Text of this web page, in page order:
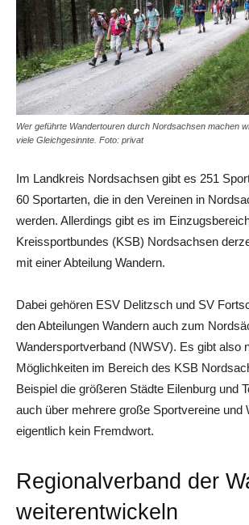
Wer geführte Wandertouren durch Nordsachsen machen
viele Gleichgesinnte. Foto: privat
Im Landkreis Nordsachsen gibt es 251
60 Sportarten, die in den Vereinen in
werden. Allerdings gibt es im
Kreissportbundes (KSB) Nordsachsen
mit einer Abteilung Wandern.
Dabei gehören ESV Delitzsch und SV
den Abteilungen Wandern auch zum
Wandersportverband (NWSV). Es gibt also
Möglichkeiten im Bereich des KSB
Beispiel die größeren Städte Eilenburg und
auch über mehrere große Sportvereine und
eigentlich kein Fremdwort.
Regionalverband der
weiterentwickeln